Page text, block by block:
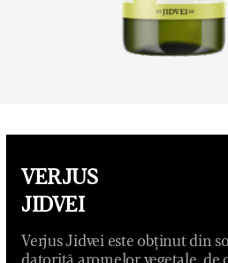
VERJUS
JIDVEI
Verjus Jidvei este obținut din